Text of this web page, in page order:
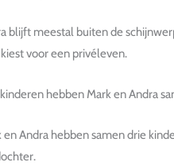
blijft meestal buiten de
voor een privéleven.
hebben Mark en Andra
en Andra hebben samen drie